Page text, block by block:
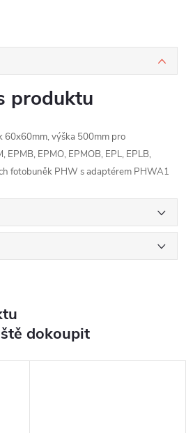
produktu
60x60mm, výška 500mm pro
EPMO, EPMOB, EPL, EPLB,
fotobuněk PHW s adaptérem PHWA1
dokoupit